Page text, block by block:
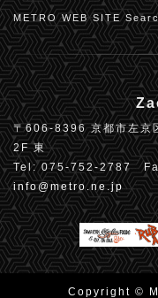
METRO WEB SITE
〒606-8396 京都市左京
2F 東
Tel: 075-752-2787
info@metro.ne.jp
Copyright ©